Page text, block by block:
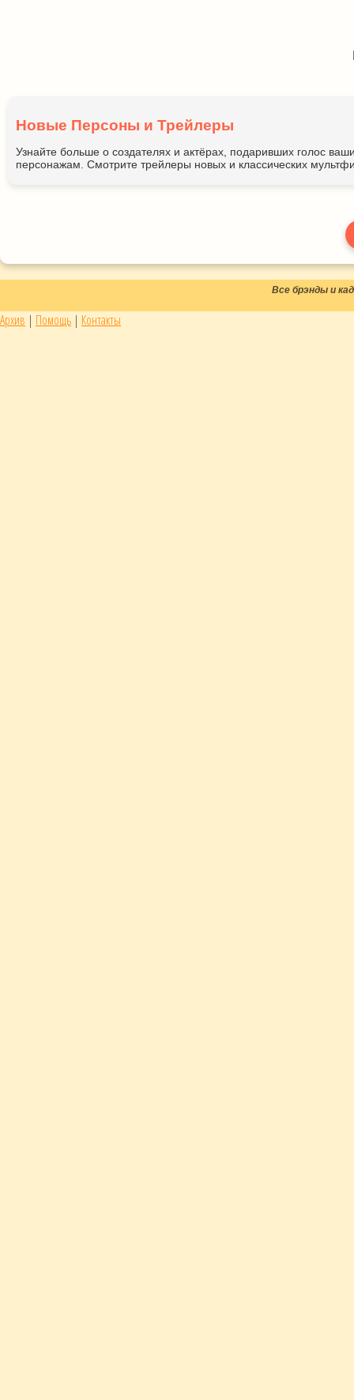
Новые Персоны и Трейлеры
Узнайте больше о создателях и актёрах, подаривших голос
персонажам. Смотрите трейлеры новых и классических
Все брэнды и
Архив | Помощь | Контакты